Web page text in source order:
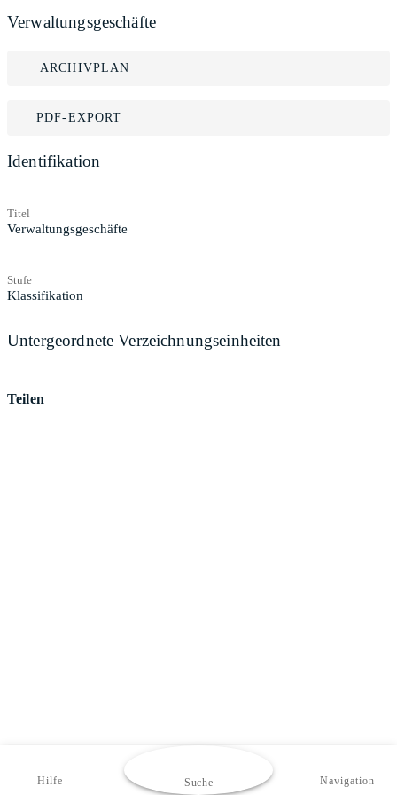
Verwaltungsgeschäfte
ARCHIVPLAN
PDF-EXPORT
Identifikation
Titel
Verwaltungsgeschäfte
Stufe
Klassifikation
Untergeordnete Verzeichnungseinheiten
Teilen
Hilfe Suche Navigation